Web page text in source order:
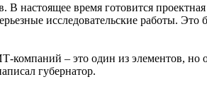
настоящее время готовится
исследовательские работы. Это
компаний – это один из элементов, но
губернатор.